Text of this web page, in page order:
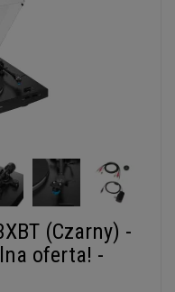
(Czarny) -
oferta! -